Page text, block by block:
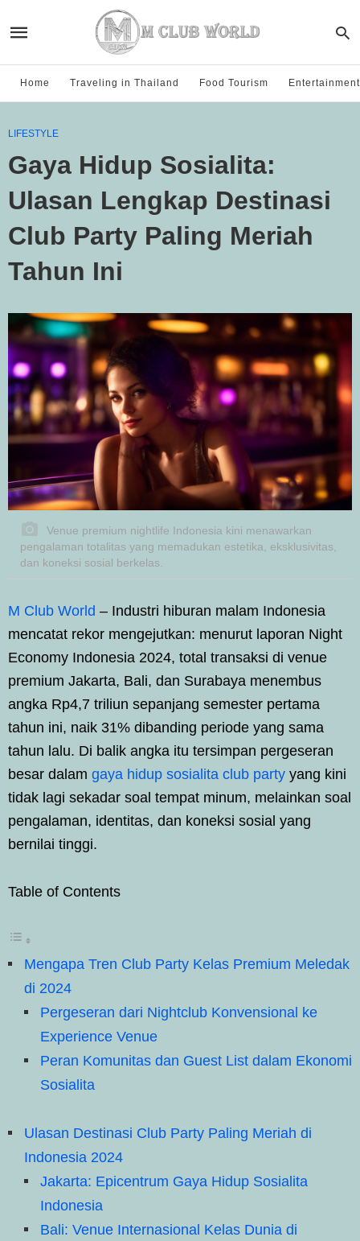
Home Traveling in Thailand Food Tourism Entertainment
LIFESTYLE
Gaya Hidup Sosialita:
Ulasan Lengkap Destinasi
Club Party Paling Meriah
Tahun Ini
Venue premium nightlife Indonesia kini menawarkan
pengalaman totalitas yang memadukan estetika, eksklusivitas,
dan koneksi sosial berkelas.
M Club World – Industri hiburan malam Indonesia
mencatat rekor mengejutkan: menurut laporan Night
Economy Indonesia 2024, total transaksi di venue
premium Jakarta, Bali, dan Surabaya menembus
angka Rp4,7 triliun sepanjang semester pertama
tahun ini, naik 31% dibanding periode yang sama
tahun lalu. Di balik angka itu tersimpan pergeseran
besar dalam gaya hidup sosialita club party yang kini
tidak lagi sekadar soal tempat minum, melainkan soal
pengalaman, identitas, dan koneksi sosial yang
bernilai tinggi.
Table of Contents
Mengapa Tren Club Party Kelas Premium Meledak
di 2024
Pergeseran dari Nightclub Konvensional ke
Experience Venue
Peran Komunitas dan Guest List dalam Ekonomi
Sosialita
Ulasan Destinasi Club Party Paling Meriah di
Indonesia 2024
Jakarta: Epicentrum Gaya Hidup Sosialita
Indonesia
Bali: Venue Internasional Kelas Dunia di